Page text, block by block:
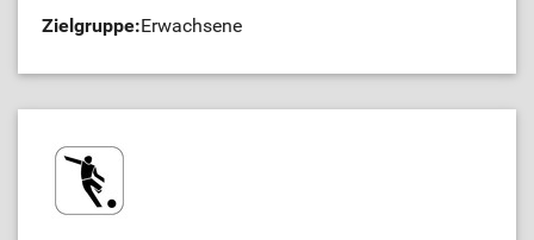
Zielgruppe:Erwachsene